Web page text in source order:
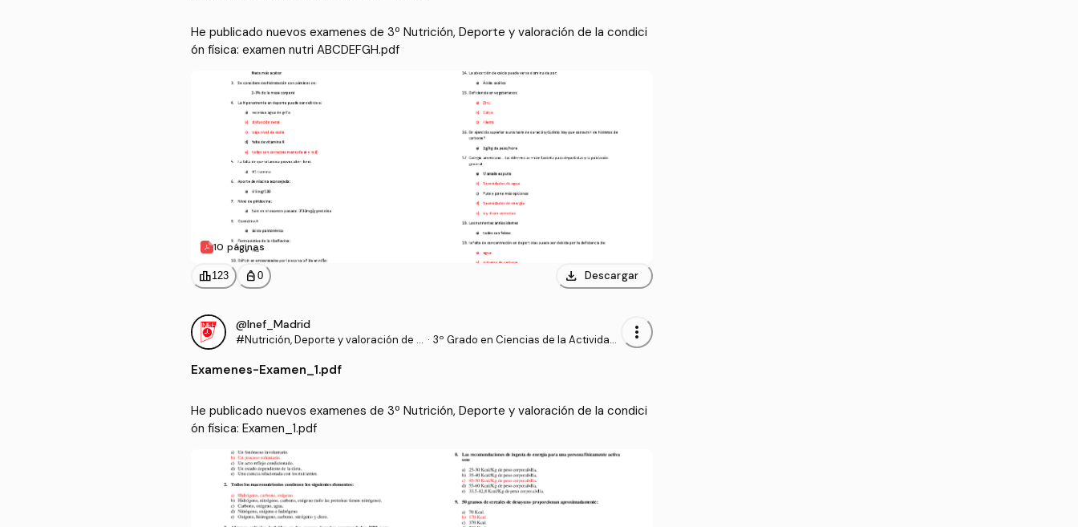
He publicado nuevos examenes de 3º Nutrición, Deporte y valoración de la condici
ón física: examen nutri ABCDEFGH.pdf
10 páginas
leaderboard123 personal_bag 0 download Descargar
@Inef_Madrid
#Nutrición, Deporte y valoración de l
· 3º Grado en Ciencias de la Actividad
more_vert
Examenes-Examen_1.pdf
He publicado nuevos examenes de 3º Nutrición, Deporte y valoración de la condici
ón física: Examen_1.pdf